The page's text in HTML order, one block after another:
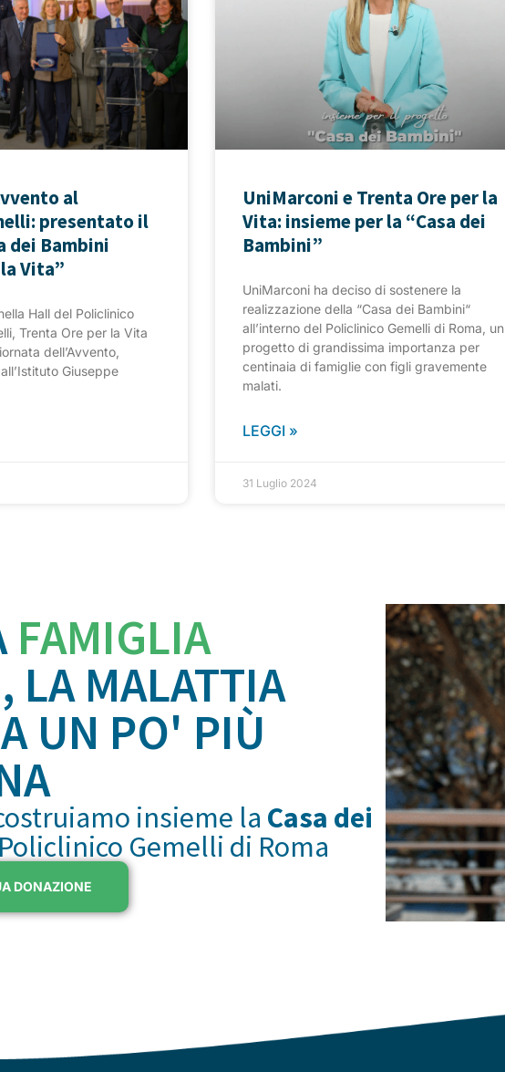
al
presentato il
dei Bambini
Vita”
Hall del Policlinico
Trenta Ore per la Vita
dell’Avvento,
Giuseppe
UniMarconi e Trenta Ore per la
Vita: insieme per la “Casa dei
Bambini”
UniMarconi ha deciso di sostenere la
realizzazione della “Casa dei Bambini“
all’interno del Policlinico Gemelli di Roma, un
progetto di grandissima importanza per
centinaia di famiglie con figli gravemente
malati.
LEGGI »
31 Luglio 2024
FAMIGLIA
, LA MALATTIA
UN PO' PIÙ
insieme la Casa dei
Gemelli di Roma
DONAZIONE